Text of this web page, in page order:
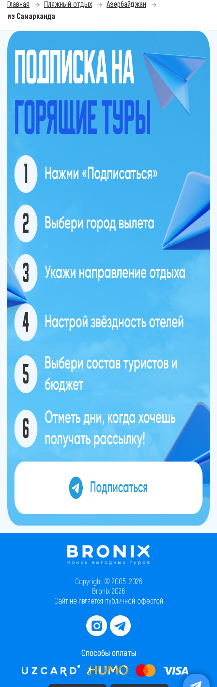
Главная Пляжный отдых
Азербайджан
из Самарканда
Copyright © 2005–2026
Bronix 2026
Сайт не является публичной офертой
Способы оплаты